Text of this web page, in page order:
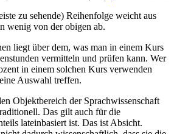
zu sehende) Reihenfolge weicht aus
wenig von der obigen ab.
liegt über dem, was man in einem Kurs
vermitteln und prüfen kann. Wer
in einem solchen Kurs verwenden
Auswahl treffen.
Objektbereich der Sprachwissenschaft
Das gilt auch für die
lateinbasiert ist. Das ist Absicht.